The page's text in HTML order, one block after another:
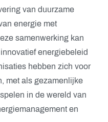
van duurzame
energie met
samenwerking kan
energiebeleid
hebben zich voor
met als gezamenlijke
in de wereld van
en